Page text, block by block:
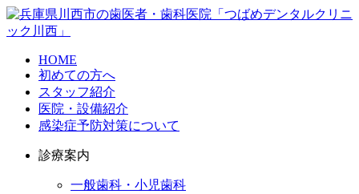
HOME
初めての方へ
スタッフ紹介
医院・設備紹介
感染症予防対策について
診療案内
一般歯科・小児歯科